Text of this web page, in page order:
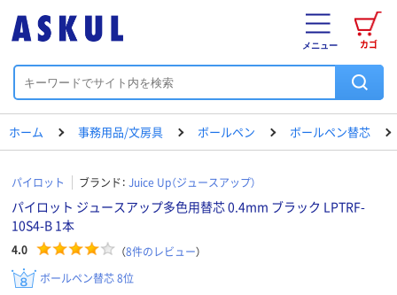
カゴ
メニュー
ホーム 事務用品/文房具 ボールペン ボールペン替芯
パイロット ブランド： Juice Up（ジュースアップ）
パイロット ジュースアップ多色用替芯 0.4mm ブラック LPTRF-
10S4-B 1本
4.0 （8件のレビュー）
ボールペン替芯 8位